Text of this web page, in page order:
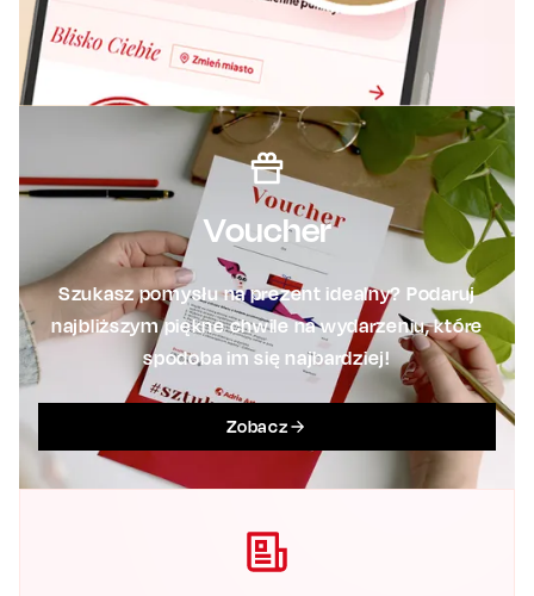
Voucher
Szukasz pomysłu na prezent idealny? Podaruj
najbliższym piękne chwile na wydarzeniu, które
spodoba im się najbardziej!
Zobacz